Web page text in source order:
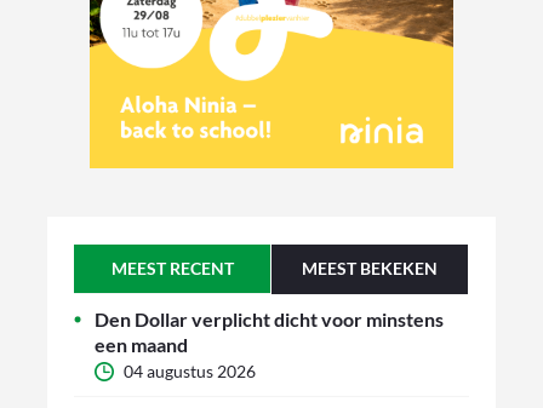
MEEST RECENT MEEST BEKEKEN
Den Dollar verplicht dicht voor minstens
een maand
04 augustus 2026